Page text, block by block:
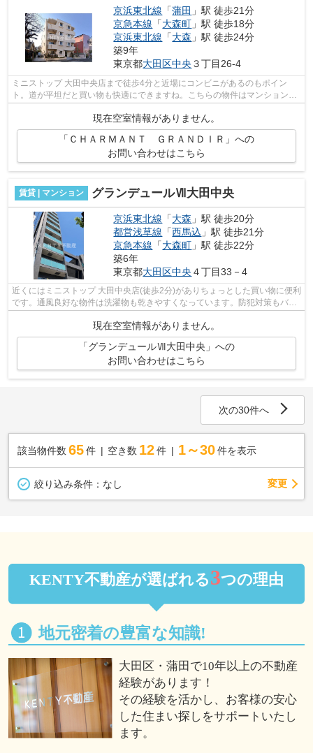
京浜東北線 「蒲田 」駅 徒歩21分
京急本線 「大森町 」駅 徒歩18分
京浜東北線 「大森 」駅 徒歩24分
築9年
東京都大田区中央 ３丁目26-4
ミニストップ 大田中央店まで徒歩4分と近場にコンビニがあるのもポイン
ト。道が平坦だと買い物も快適にできますね。こちらの物件はマンションで
す。こちらの物件では初期費用をカード...
現在空室情報がありません。
「ＣＨＡＲＭＡＮＴ ＧＲＡＮＤＩＲ」への
お問い合わせはこちら
賃貸 | マンション グランデュールⅦ大田中央
京浜東北線 「大森 」駅 徒歩20分
都営浅草線 「西馬込 」駅 徒歩21分
京急本線 「大森町 」駅 徒歩22分
築6年
東京都大田区中央 ４丁目33－4
近くにはミニストップ 大田中央店(徒歩2分)がありちょっとした買い物に便利
です。通風良好な物件は洗濯物も乾きやすくなっています。防犯対策もバッ
現在空室情報がありません。
「グランデュールⅦ大田中央」への
お問い合わせはこちら
次の30件へ
該当物件数 65件 空き数 12 件 1～30 件を表示
絞り込み条件： なし 変更
KENTY不動産が選ばれる3つの理由
地元密着の豊富な知識!
大田区・蒲田で10年以上の不動産
経験があります！
その経験を活かし、お客様の安心
した住まい探しをサポートいたし
ます。